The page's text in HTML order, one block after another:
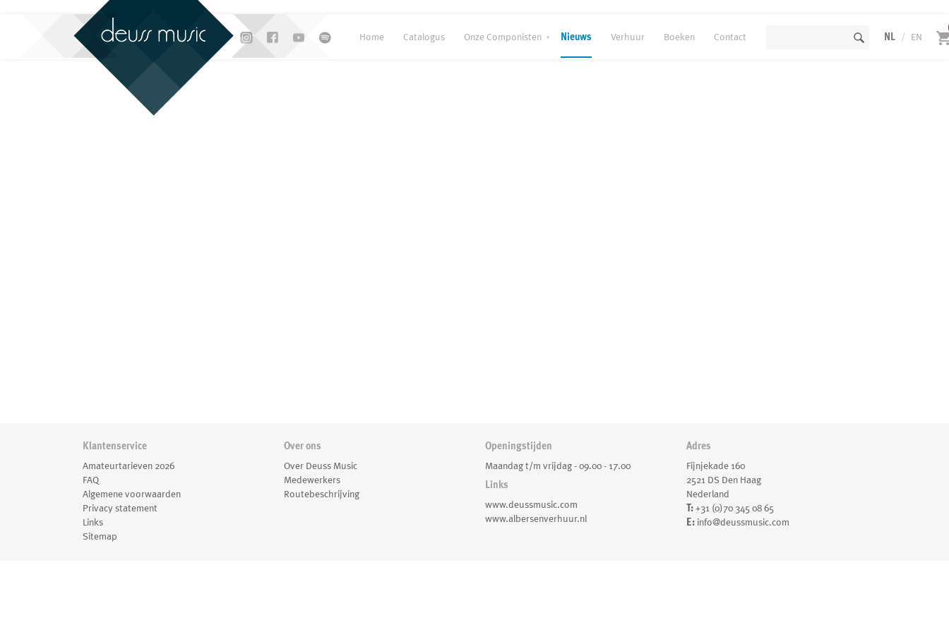
Home Catalogus Onze Componisten Nieuws Verhuur Boeken Contact NL / EN
Klantenservice
Amateurtarieven 2026
FAQ
Algemene voorwaarden
Privacy statement
Links
Sitemap
Over ons
Over Deuss Music
Medewerkers
Routebeschrijving
Openingstijden
Maandag t/m vrijdag - 09.00 - 17.00
Links
www.deussmusic.com
www.albersenverhuur.nl
Adres
Fijnjekade 160
2521 DS Den Haag
Nederland
T:+31 (0)70 345 08 65
E: info@deussmusic.com